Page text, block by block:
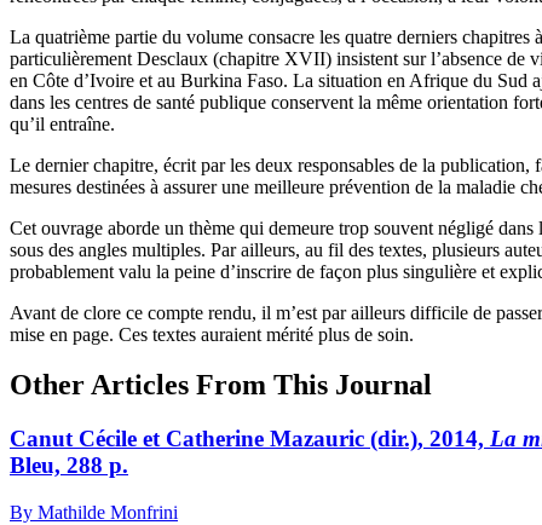
La quatrième partie du volume consacre les quatre derniers
particulièrement Desclaux (chapitre XVII) insistent sur l’absence de
en Côte d’Ivoire et au Burkina Faso. La situation en Afrique du Sud
dans les centres de santé publique conservent la même orientation
qu’il entraîne.
Le dernier chapitre, écrit par les deux responsables de la
mesures destinées à assurer une meilleure prévention de la maladie
Cet ouvrage aborde un thème qui demeure trop souvent négligé
sous des angles multiples. Par ailleurs, au fil des textes, plusieurs
probablement valu la peine d’inscrire de façon plus singulière et
Avant de clore ce compte rendu, il m’est par ailleurs difficile de
mise en page. Ces textes auraient mérité plus de soin.
Other Articles From This Journal
CanutCécile et Catherine Mazauric (dir.), 2014, La
Bleu, 288 p.
By Mathilde Monfrini